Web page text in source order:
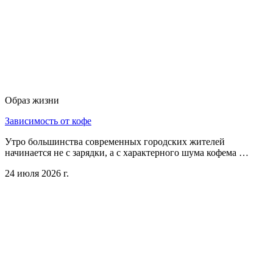
Образ жизни
Зависимость от кофе
Утро большинства современных городских жителей
начинается не с зарядки, а с характерного шума кофема …
24 июля 2026 г.